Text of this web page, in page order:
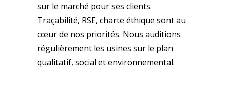
sur le marché pour ses clients.
Traçabilité, RSE, charte éthique sont au
cœur de nos priorités. Nous auditions
régulièrement les usines sur le plan
qualitatif, social et environnemental.